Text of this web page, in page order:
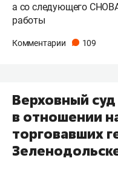
а со следующего
работы
Комментарии 109
Верховный
в отношении
торговавших